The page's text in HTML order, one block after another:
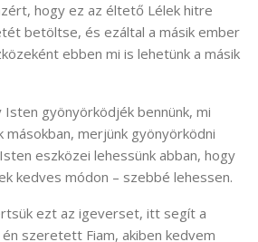
hogy ez az éltető Lélek hitre
betöltse, és ezáltal a másik ember
ebben mi is lehetünk a másik
gyönyörködjék bennünk, mi
merjünk gyönyörködni
eszközei lehessünk abban, hogy
kedves módon – szebbé lehessen.
ezt az igeverset, itt segít a
szeretett Fiam, akiben kedvem